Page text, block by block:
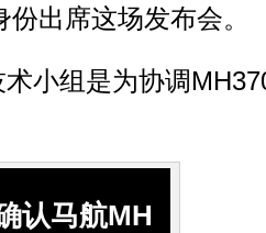
份出席这场发布会。
组是为协调
认马航MH